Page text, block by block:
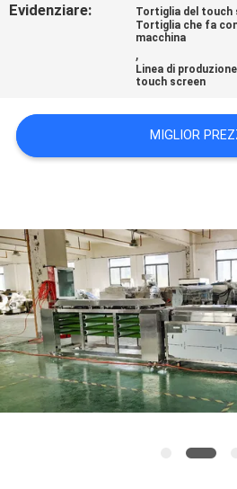
SITO
PRIVACY
Evidenziare: Tortiglia del touch
Tortiglia che fa
macchina
,
Linea di
touch screen
MIGLIOR